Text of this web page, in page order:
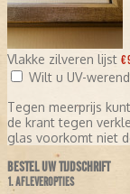
Vlakke zilveren lijst €
Wilt u UV-
Tegen meerprijs
de krant tegen
glas voorkomt niet
BESTEL UW TIJDSCHRIFT
1. AFLEVEROPTIES